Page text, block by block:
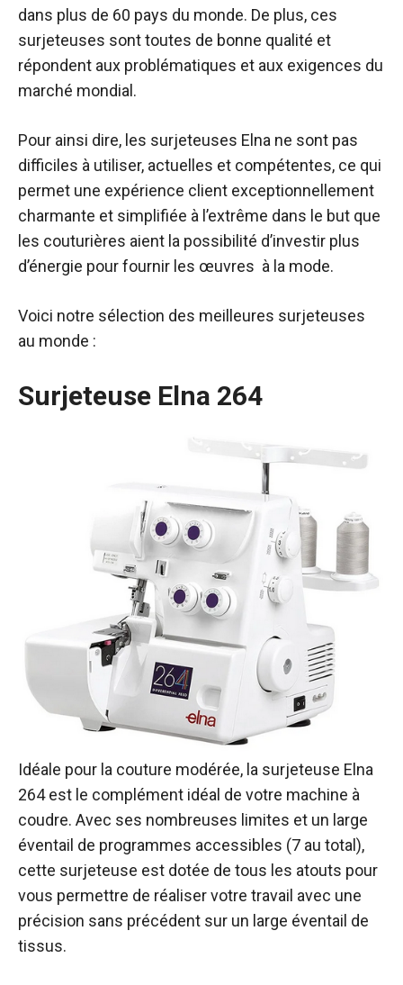
dans plus de 60 pays du monde. De plus, ces
surjeteuses sont toutes de bonne qualité et
répondent aux problématiques et aux exigences du
marché mondial.
Pour ainsi dire, les surjeteuses Elna ne sont pas
difficiles à utiliser, actuelles et compétentes, ce qui
permet une expérience client exceptionnellement
charmante et simplifiée à l’extrême dans le but que
les couturières aient la possibilité d’investir plus
d’énergie pour fournir les œuvres à la mode.
Voici notre sélection des meilleures surjeteuses
au monde :
Surjeteuse Elna 264
Idéale pour la couture modérée, la surjeteuse Elna
264 est le complément idéal de votre machine à
coudre. Avec ses nombreuses limites et un large
éventail de programmes accessibles (7 au total),
cette surjeteuse est dotée de tous les atouts pour
vous permettre de réaliser votre travail avec une
précision sans précédent sur un large éventail de
tissus.